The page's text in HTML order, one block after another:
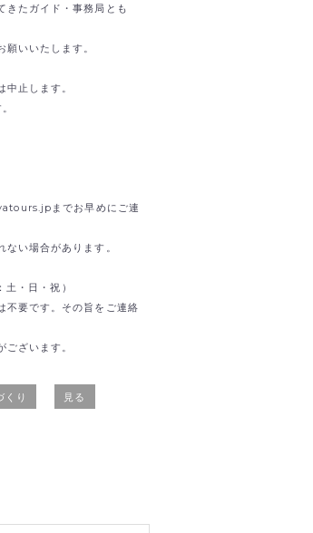
きたガイド・事務局とも
いいたします。
止します。
までお早めにご連
い場合があります。
・日・祝）
不要です。その旨をご連絡
ざいます。
くり 見る